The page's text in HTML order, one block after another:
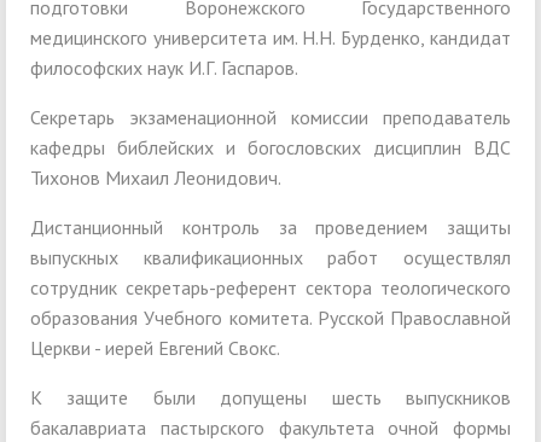
подготовки Воронежского Государственного
медицинского университета им. Н.Н. Бурденко, кандидат
философских наук И.Г. Гаспаров.
Секретарь экзаменационной комиссии преподаватель
кафедры библейских и богословских дисциплин ВДС
Тихонов Михаил Леонидович.
Дистанционный контроль за проведением защиты
выпускных квалификационных работ осуществлял
сотрудник секретарь-референт сектора теологического
образования Учебного комитета. Русской Православной
Церкви - иерей Евгений Свокс.
К защите были допущены шесть выпускников
бакалавриата пастырского факультета очной формы